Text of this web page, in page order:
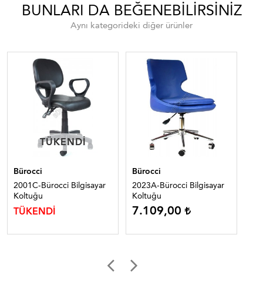
BUNLARI DA BEĞENEBILIRSINIZ
Aynı kategorideki diğer ürünler
TÜKENDI
TÜKENDI
Bürocci
2001C-Bürocci Bilgisayar
Koltuğu
TÜKENDİ
Bürocci
2023A-Bürocci Bilgisayar
Koltuğu
7.109,00